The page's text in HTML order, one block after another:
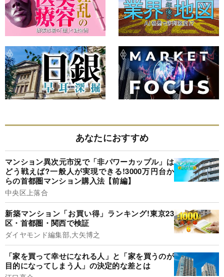
あなたにおすすめ
マンション異次元市況で「非パワーカップル」は
どう戦えば?一般人が実現できる!3000万円台か
らの首都圏マンション購入法【前編】
中央区上落合
新築マンション「お買い得」ランキング!東京23
区・首都圏・関西で検証
ダイヤモンド編集部,大矢博之
「家を買って幸せになれる人」と「家を買うのが
目的になってしまう人」の決定的な差とは